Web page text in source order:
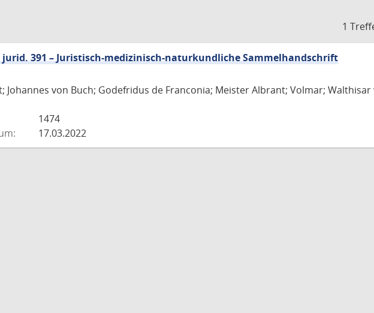
1
jurid. 391 – Juristisch-medizinisch-naturkundliche Sammelhandschrift
Johannes von Buch; Godefridus de Franconia; Meister Albrant; Volmar;
1474
17.03.2022